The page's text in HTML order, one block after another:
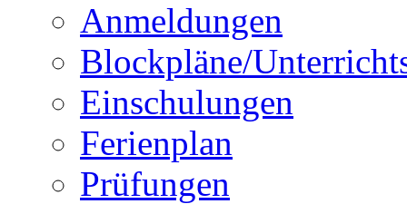
Anmeldungen
Blockpläne/
Einschulungen
Ferienplan
Prüfungen